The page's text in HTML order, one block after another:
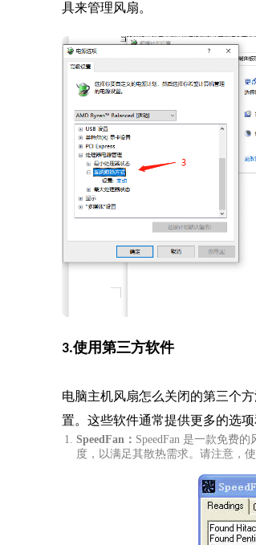
具来管理风扇。
3.使用第三方软件
电脑主机风扇怎么关闭的第三个
置。这些软件通常提供更多的选
SpeedFan： SpeedFan 是一款免费
度，以满足其散热需求。请注意，